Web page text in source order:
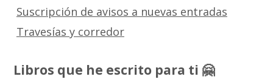
Suscripción de avisos a nuevas entradas
Travesías y corredor
Libros que he escrito para ti 🤗